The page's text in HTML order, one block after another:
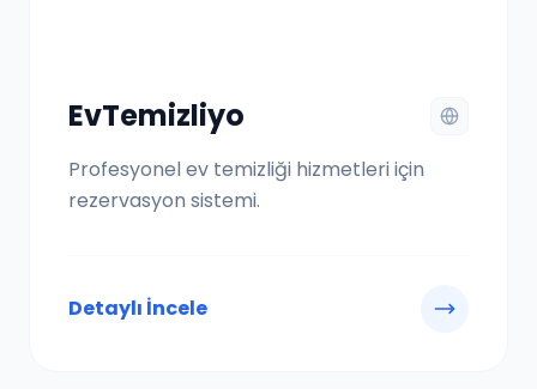
EvTemizliyo
Profesyonel ev temizliği hizmetleri için
rezervasyon sistemi.
Detaylı İncele